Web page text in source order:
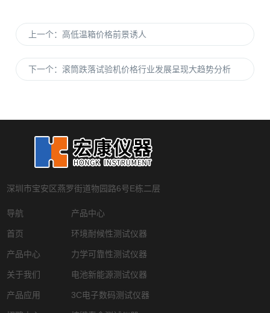
上一个：高低温箱价格前景诱人
下一个：滚筒跌落试验机价格行业发展呈现大趋势分析
深圳市宝安区燕罗街道物园路6号E栋二层
导航
首页
产品中心
关于我们
产品应用
产品中心
环境耐候性测试仪器
力学可靠性测试仪器
电池新能源测试仪器
3C电子数码测试仪器